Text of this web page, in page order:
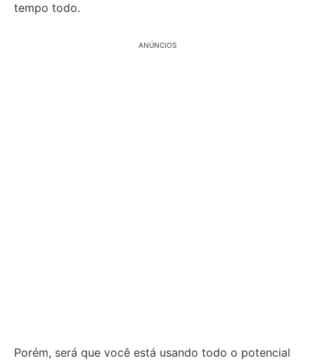
tempo todo.
ANÚNCIOS
Porém, será que você está usando todo o potencial